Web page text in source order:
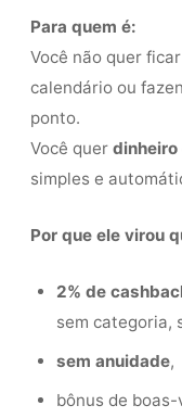
Para quem é:
Você não quer
calendário ou
ponto.
Você quer
simples e
Por que ele virou
2% de
sem categoria,
sem anuidade,
bônus de